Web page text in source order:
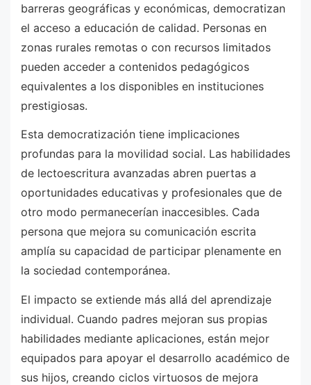
barreras geográficas y económicas, democratizan
el acceso a educación de calidad. Personas en
zonas rurales remotas o con recursos limitados
pueden acceder a contenidos pedagógicos
equivalentes a los disponibles en instituciones
prestigiosas.
Esta democratización tiene implicaciones
profundas para la movilidad social. Las habilidades
de lectoescritura avanzadas abren puertas a
oportunidades educativas y profesionales que de
otro modo permanecerían inaccesibles. Cada
persona que mejora su comunicación escrita
amplía su capacidad de participar plenamente en
la sociedad contemporánea.
El impacto se extiende más allá del aprendizaje
individual. Cuando padres mejoran sus propias
habilidades mediante aplicaciones, están mejor
equipados para apoyar el desarrollo académico de
sus hijos, creando ciclos virtuosos de mejora